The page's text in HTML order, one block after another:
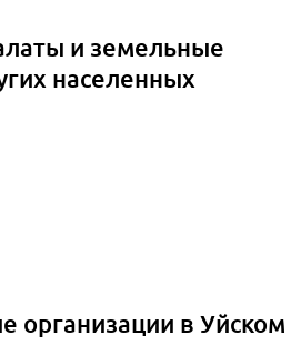
и земельные
населенных
организации в Уйском